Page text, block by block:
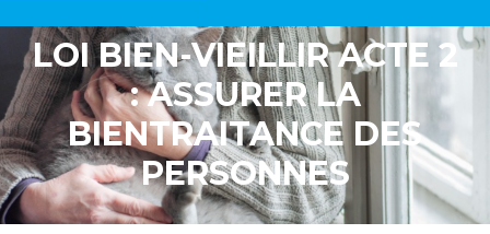
LOI BIEN-VIEILLIR ACTE 2
: ASSURER LA
BIENTRAITANCE DES
PERSONNES
VULNÉRABLES